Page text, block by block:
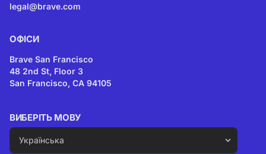
legal@brave.com
ОФІСИ
Brave San Francisco
48 2nd St, Floor 3
San Francisco, CA 94105
ВИБЕРІТЬ МОВУ